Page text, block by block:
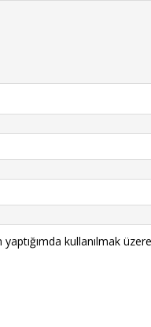
kullanılmak